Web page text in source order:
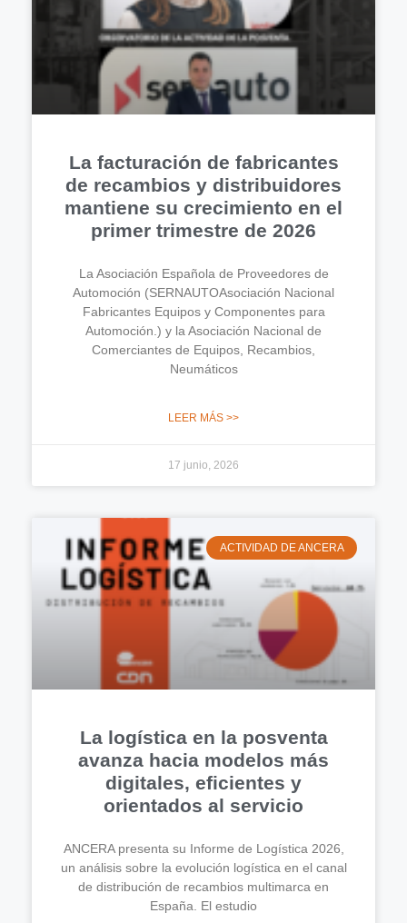
La facturación de fabricantes
de recambios y distribuidores
mantiene su crecimiento en el
primer trimestre de 2026
La Asociación Española de Proveedores de
Automoción (SERNAUTOAsociación Nacional
Fabricantes Equipos y Componentes para
Automoción.) y la Asociación Nacional de
Comerciantes de Equipos, Recambios,
Neumáticos
LEER MÁS >>
17 junio, 2026
ACTIVIDAD DE ANCERA
La logística en la posventa
avanza hacia modelos más
digitales, eficientes y
orientados al servicio
ANCERA presenta su Informe de Logística 2026,
un análisis sobre la evolución logística en el canal
de distribución de recambios multimarca en
España. El estudio